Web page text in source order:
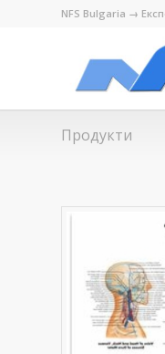
NFS Bulgaria →
Продукти